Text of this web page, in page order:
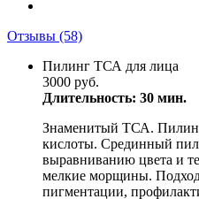
Отзывы (58)
Пилинг ТСА для лица
3000 руб.
Длительность: 30 мин.
Знаменитый ТСА.
кислоты. Срединный
выравниванию цвета и
мелкие морщины.
пигментации,